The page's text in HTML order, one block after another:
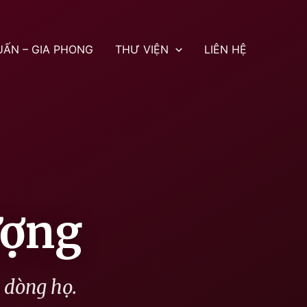
– GIA PHONG THƯ VIỆN LIÊN HỆ
họ.